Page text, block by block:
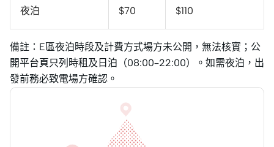
夜泊 $70 $110
備註：E區夜泊時段及計費方式場方未公開，無法核實；公
開平台頁只列時租及日泊（08:00–22:00）。如需夜泊，出
發前務必致電場方確認。